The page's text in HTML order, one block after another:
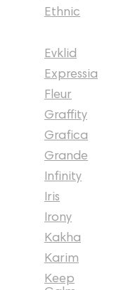
Ethnic
Evklid
Expressia
Fleur
Graffity
Grafica
Grande
Infinity
Iris
Irony
Kakha
Karim
Keep